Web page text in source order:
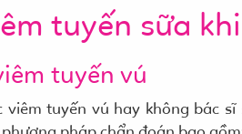
tuyến sữa
tuyến vú
tuyến vú hay không bác